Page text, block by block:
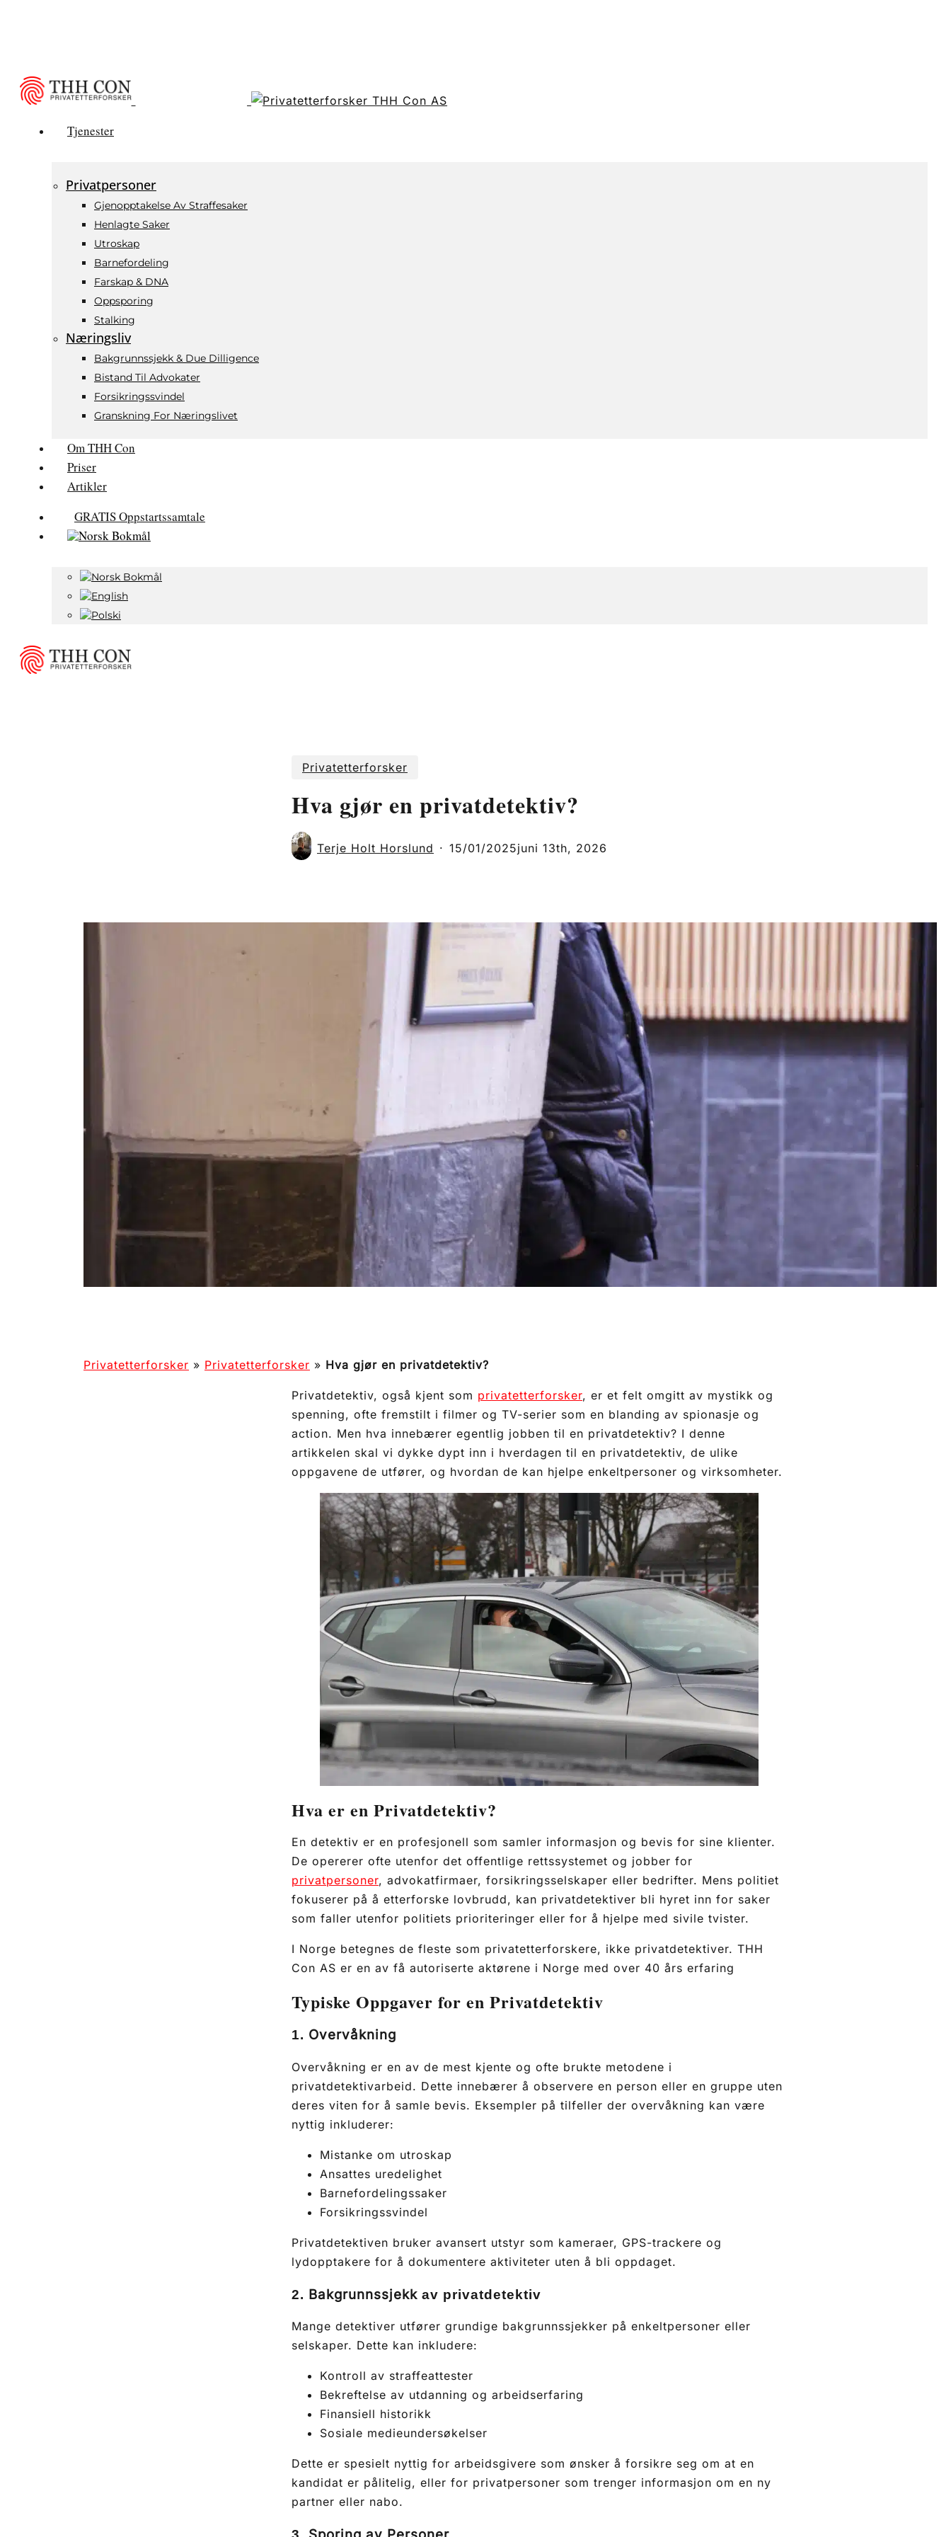
Menu Tjenester
Privatpersoner
Gjenopptakelse Av Straffesaker
Henlagte Saker
Utroskap
Barnefordeling
Farskap & DNA
Oppsporing
Stalking
Næringsliv
Bakgrunnssjekk & Due Dilligence
Bistand Til Advokater
Forsikringssvindel
Granskning For Næringslivet
Om THH Con
Priser
Artikler
GRATIS Oppstartssamtale
Privatetterforsker
Hva gjør en privatdetektiv?
Terje Holt Horslund 15/01/2025juni 13th, 2026
Privatetterforsker » Privatetterforsker » Hva gjør en privatdetektiv?
Privatdetektiv, også kjent som privatetterforsker, er et felt omgitt av mystikk og
spenning, ofte fremstilt i filmer og TV-serier som en blanding av spionasje og
action. Men hva innebærer egentlig jobben til en privatdetektiv? I denne
artikkelen skal vi dykke dypt inn i hverdagen til en privatdetektiv, de ulike
oppgavene de utfører, og hvordan de kan hjelpe enkeltpersoner og virksomheter.
Hva er en Privatdetektiv?
En detektiv er en profesjonell som samler informasjon og bevis for sine klienter.
De opererer ofte utenfor det offentlige rettssystemet og jobber for
privatpersoner, advokatfirmaer, forsikringsselskaper eller bedrifter. Mens politiet
fokuserer på å etterforske lovbrudd, kan privatdetektiver bli hyret inn for saker
som faller utenfor politiets prioriteringer eller for å hjelpe med sivile tvister.
I Norge betegnes de fleste som privatetterforskere, ikke privatdetektiver. THH
Con AS er en av få autoriserte aktørene i Norge med over 40 års erfaring
Typiske Oppgaver for en Privatdetektiv
1. Overvåkning
Overvåkning er en av de mest kjente og ofte brukte metodene i
privatdetektivarbeid. Dette innebærer å observere en person eller en gruppe uten
deres viten for å samle bevis. Eksempler på tilfeller der overvåkning kan være
nyttig inkluderer:
Mistanke om utroskap
Ansattes uredelighet
Barnefordelingssaker
Forsikringssvindel
Privatdetektiven bruker avansert utstyr som kameraer, GPS-trackere og
lydopptakere for å dokumentere aktiviteter uten å bli oppdaget.
2. Bakgrunnssjekk av privatdetektiv
Mange detektiver utfører grundige bakgrunnssjekker på enkeltpersoner eller
selskaper. Dette kan inkludere:
Kontroll av straffeattester
Bekreftelse av utdanning og arbeidserfaring
Finansiell historikk
Sosiale medieundersøkelser
Dette er spesielt nyttig for arbeidsgivere som ønsker å forsikre seg om at en
kandidat er pålitelig, eller for privatpersoner som trenger informasjon om en ny
partner eller nabo.